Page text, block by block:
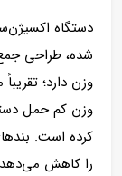
وزن کم حمل
کرده است.
را کاهش می‌دهد